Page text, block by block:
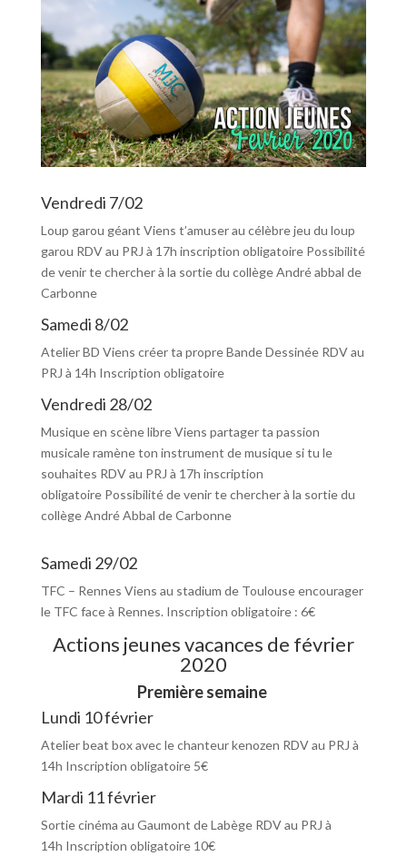
Vendredi 7/02
Loup garou géant Viens t’amuser au célèbre jeu du loup
garou RDV au PRJ à 17h inscription obligatoire Possibilité
de venir te chercher à la sortie du collège André abbal de
Carbonne
Samedi 8/02
Atelier BD Viens créer ta propre Bande Dessinée RDV au
PRJ à 14h Inscription obligatoire
Vendredi 28/02
Musique en scène libre Viens partager ta passion
musicale ramène ton instrument de musique si tu le
souhaites RDV au PRJ à 17h inscription
obligatoire Possibilité de venir te chercher à la sortie du
collège André Abbal de Carbonne
Samedi 29/02
TFC – Rennes Viens au stadium de Toulouse encourager
le TFC face à Rennes. Inscription obligatoire : 6€
Actions jeunes vacances de février
2020
Première semaine
Lundi 10 février
Atelier beat box avec le chanteur kenozen RDV au PRJ à
14h Inscription obligatoire 5€
Mardi 11 février
Sortie cinéma au Gaumont de Labège RDV au PRJ à
14h Inscription obligatoire 10€